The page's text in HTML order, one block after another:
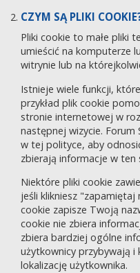
CZYM SĄ PLIKI
Pliki cookie to małe pliki
umieścić na komputerze
witrynie lub na
Istnieje wiele funkcji,
przykład plik cookie
stronie internetowej w
następnej wizycie. Forum
w tej polityce, aby
zbierają informacje w ten
Niektóre pliki cookie
jeśli klikniesz
cookie zapisze Twoją
cookie nie zbiera
zbiera bardziej ogólne
użytkownicy przybywają i
lokalizację użytkownika.